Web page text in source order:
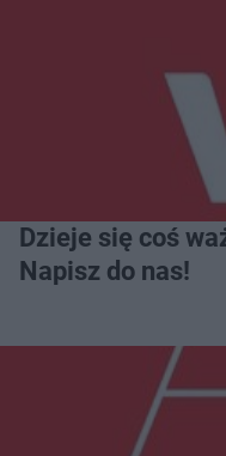
Dzieje się coś
Napisz do nas!